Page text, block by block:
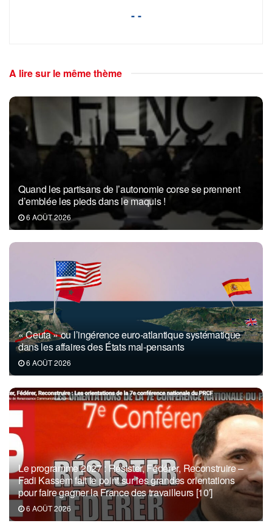
- -
A lire sur le même thème
Quand les partisans de l’autonomie corse se prennent
d’emblée les pieds dans le maquis !
6 AOÛT 2026
« Ceuta » ou l’ingérence euro-atlantique systématique
dans les affaires des États mal-pensants
6 AOÛT 2026
Le programme 2027 : Résister, Fédérer, Reconstruire –
Fadi Kassem fait le point sur les grandes orientations
pour faire gagner la France des travailleurs [10′]
6 AOÛT 2026